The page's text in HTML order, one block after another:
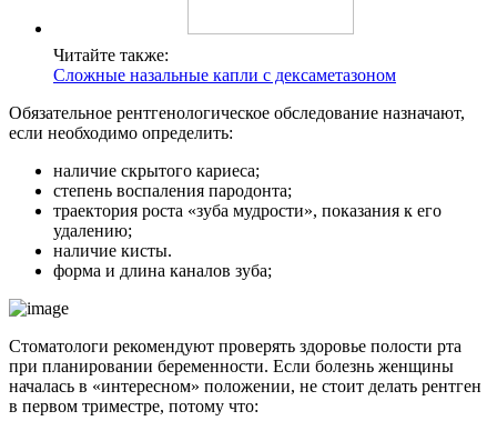
Читайте также:
Сложные назальные капли с дексаметазоном
Обязательное рентгенологическое обследование назначают,
если необходимо определить:
наличие скрытого кариеса;
степень воспаления пародонта;
траектория роста «зуба мудрости», показания к его
удалению;
наличие кисты.
форма и длина каналов зуба;
Стоматологи рекомендуют проверять здоровье полости рта
при планировании беременности. Если болезнь женщины
началась в «интересном» положении, не стоит делать рентген
в первом триместре, потому что: